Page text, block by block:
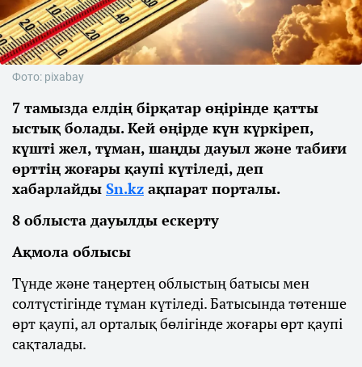
Фото: pixabay
7 тамызда елдің бірқатар өңірінде қатты
ыстық болады. Кей өңірде күн күркіреп,
күшті жел, тұман, шаңды дауыл және табиғи
өрттің жоғары қаупі күтіледі, деп
хабарлайды Sn.kz ақпарат порталы.
8 облыста дауылды ескерту
Ақмола облысы
Түнде және таңертең облыстың батысы мен
солтүстігінде тұман күтіледі. Батысында төтенше
өрт қаупі, ал орталық бөлігінде жоғары өрт қаупі
сақталады.